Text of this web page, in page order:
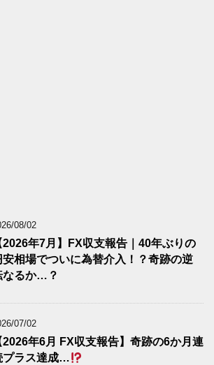
08/02
2026年7月】FX収支報告｜40年ぶりの
安相場でついに為替介入！？奇跡の逆
なるか…？
07/02
2026年6月 FX収支報告】奇跡の6か月連
プラス達成…